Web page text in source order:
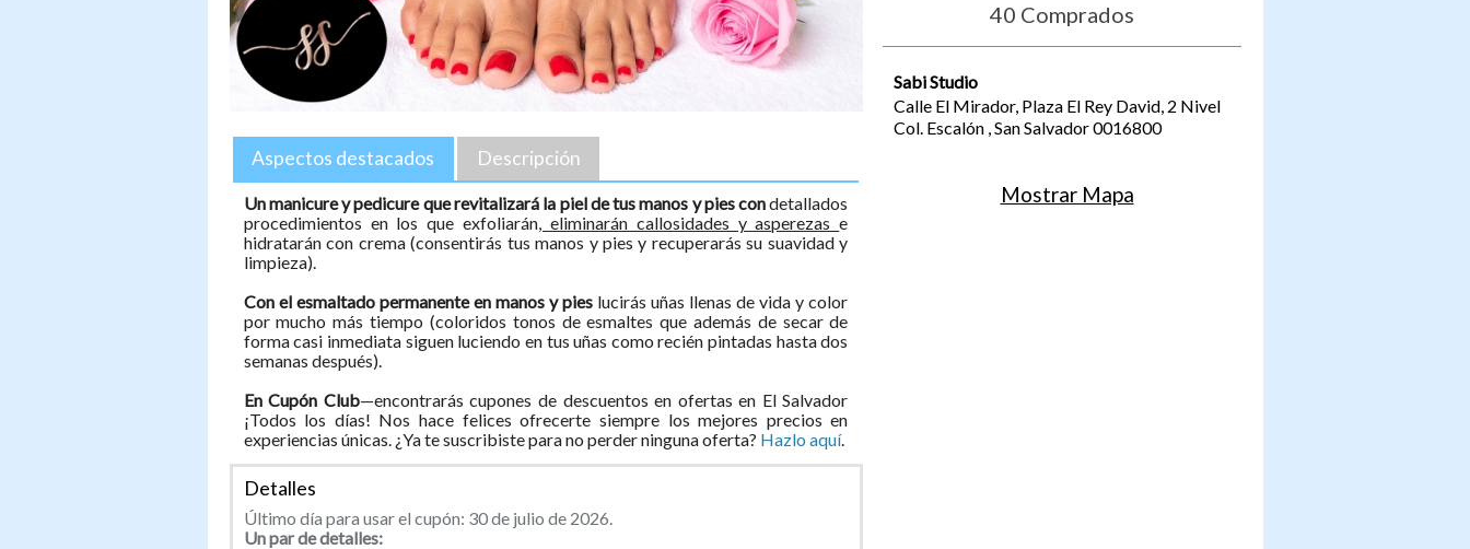
Aspectos destacados Descripción
Un manicure y pedicure que revitalizará la piel de tus manos y pies condetallados
procedimientos en los que exfoliarán , eliminarán callosidades y asperezase
hidratarán con crema (consentirás tus manos y pies y recuperarás su suavidad y
limpieza).
Con el esmaltado permanente en manos y pies lucirás uñas llenas de vida y color
por mucho más tiempo (coloridos tonos de esmaltes que además de secar de
forma casi inmediata siguen luciendo en tus uñas como recién pintadas hasta dos
semanas después).
En Cupón Club—encontrarás cupones de descuentos en ofertas en El Salvador
¡Todos los días! Nos hace felices ofrecerte siempre los mejores precios en
experiencias únicas. ¿Ya te suscribiste para no perder ninguna oferta? Hazlo aquí.
Detalles
Último día para usar el cupón: 30 de julio de 2026.
Un par de detalles:
40 Comprados
Sabi Studio
Calle El Mirador, Plaza El Rey David, 2 Nivel
Col. Escalón,San Salvador0016800
Mostrar Mapa